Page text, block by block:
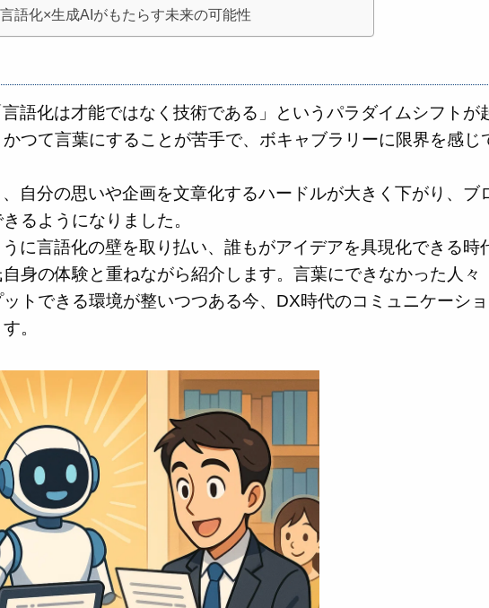
語化×生成AIがもたらす未来の可能性
語化は才能ではなく技術である」というパラダイムシフトが
つて言葉にすることが苦手で、ボキャブラリーに限界を感じ
自分の思いや企画を文章化するハードルが大きく下がり、ブ
るようになりました。
に言語化の壁を取り払い、誰もがアイデアを具現化できる時
身の体験と重ねながら紹介します。言葉にできなかった人々
トできる環境が整いつつある今、DX時代のコミュニケーシ
。